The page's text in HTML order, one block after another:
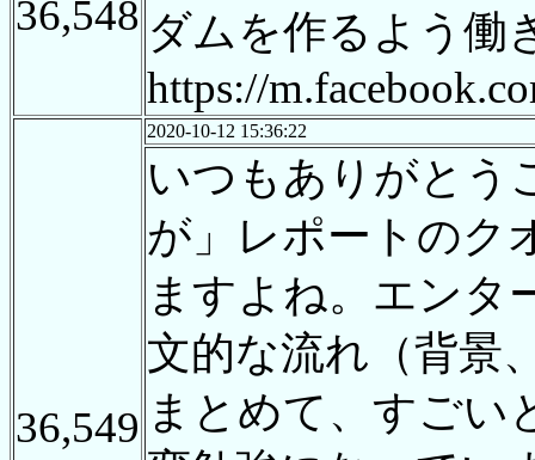
36,548 ダムを作るよう働
https://
36,549
2020-10-12 15:36:22
いつもありがとう
が」レポートのク
ますよね。エンタ
文的な流れ（背景
まとめて、すごい